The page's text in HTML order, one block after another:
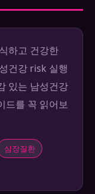
하고 건강한
건강 risk 실행
있는 남성건강
드를 꼭 읽어보
심장질환